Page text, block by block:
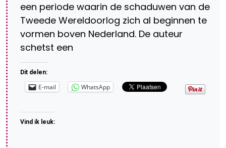
een periode waarin de schaduwen van de
Tweede Wereldoorlog zich al beginnen te
vormen boven Nederland. De auteur
schetst een
Dit delen:
E-mail WhatsApp
Vind ik leuk: